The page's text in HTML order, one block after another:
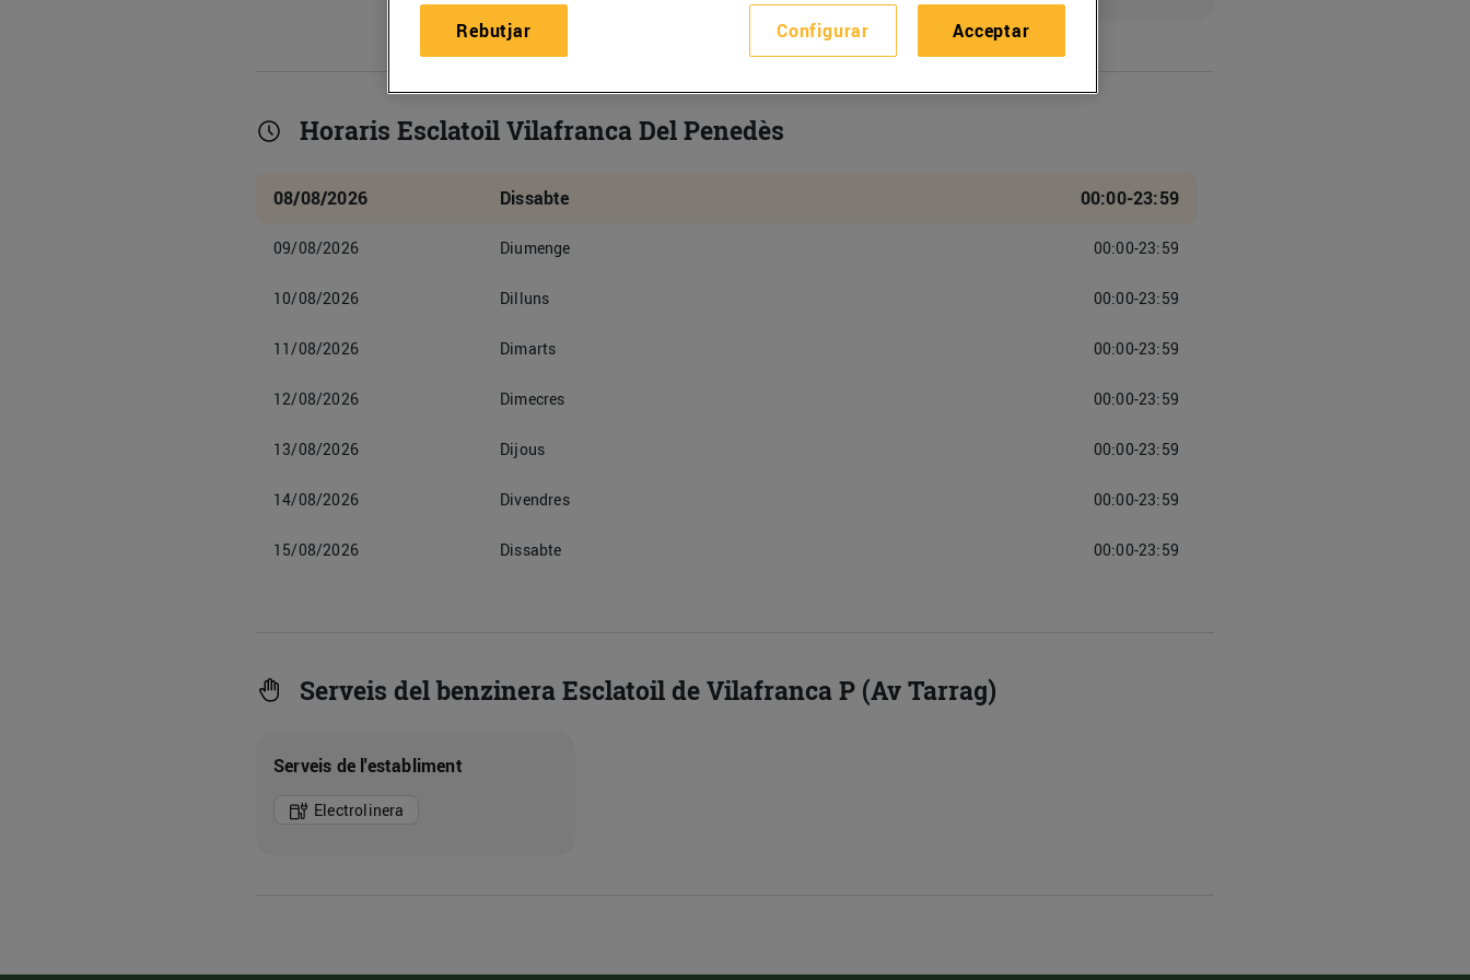
Horaris Esclatoil Vilafranca Del Penedès
08/08/2026 Dissabte 00:00-23:59
09/08/2026 Diumenge 00:00-23:59
10/08/2026 Dilluns 00:00-23:59
11/08/2026 Dimarts 00:00-23:59
12/08/2026 Dimecres 00:00-23:59
13/08/2026 Dijous 00:00-23:59
14/08/2026 Divendres 00:00-23:59
15/08/2026 Dissabte 00:00-23:59
Serveis del benzinera Esclatoil de Vilafranca P (Av Tarrag)
Serveis de l'establiment
Electrolinera
Configurar
Rebutjar Acceptar